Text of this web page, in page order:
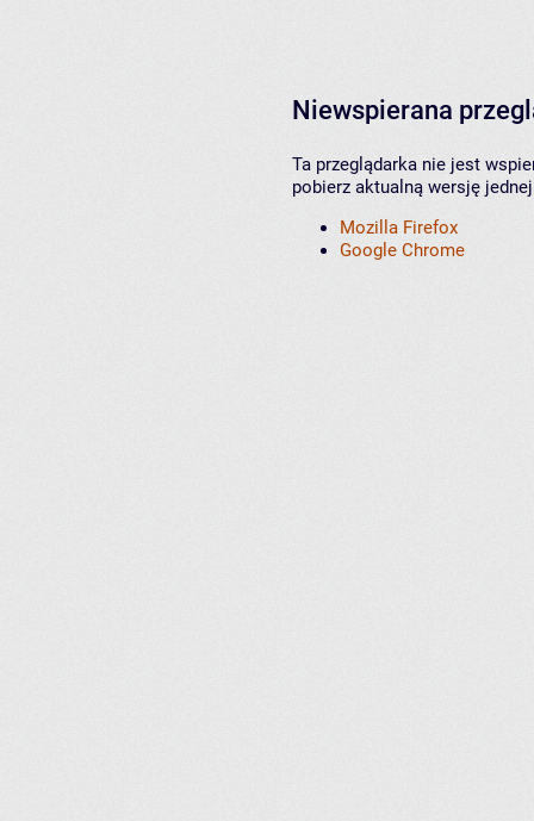
Niewspierana
Ta przeglądarka nie jest
pobierz aktualną wersję
Mozilla Firefox
Google Chrome